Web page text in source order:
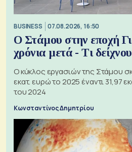
BUSINESS 07.08.2026, 16:50
Ο Στάμου στην εποχή
χρόνια μετά - Τι
Ο κύκλος εργασιών της Στάμου
εκατ. ευρώ το 2025 έναντι 31,97
του 2024
Κωνσταντίνος Δημητρίου